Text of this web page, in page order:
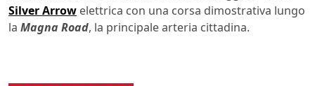
Silver Arrow elettrica con una corsa dimostrativa lungo
la Magna Road, la principale arteria cittadina.